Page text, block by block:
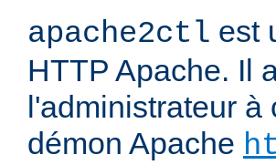
apache2ctl est
HTTP Apache. Il
l'administrateur à
démon Apache